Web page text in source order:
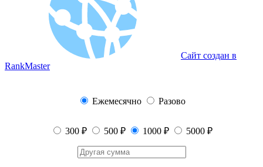
Сайт создан в
RankMaster
Ежемесячно Разово
300 ₽ 500 ₽ 1000 ₽ 5000 ₽